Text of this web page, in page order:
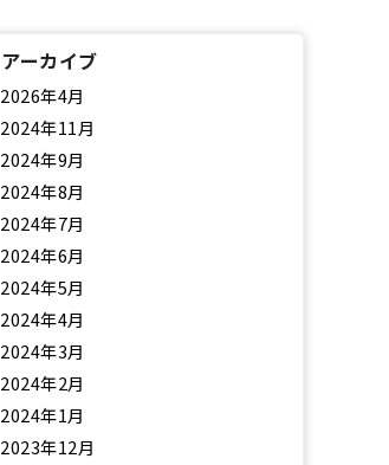
アーカイブ
2026年4月
2024年11月
2024年9月
2024年8月
2024年7月
2024年6月
2024年5月
2024年4月
2024年3月
2024年2月
2024年1月
2023年12月